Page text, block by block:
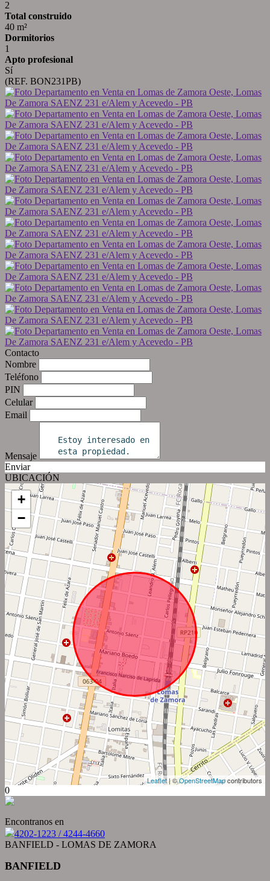
2
Total construido
40 m²
Dormitorios
1
Apto profesional
Sí
(REF. BON231PB)
Contacto
Nombre
Teléfono
PIN
Celular
Email
Mensaje
Enviar
UBICACIÓN
+
−
Leaflet| ©OpenStreetMapcontributors
0
Encontranos en
4202-1223 / 4244-4660
BANFIELD - LOMAS DE ZAMORA
BANFIELD